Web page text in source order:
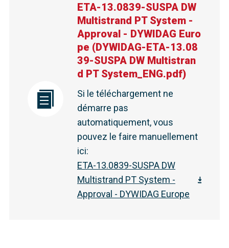
ETA-13.0839-SUSPA DW
Multistrand PT System -
Approval - DYWIDAG Euro
pe (DYWIDAG-ETA-13.08
39-SUSPA DW Multistran
d PT System_ENG.pdf)
Si le téléchargement ne
démarre pas
automatiquement, vous
pouvez le faire manuellement
ici:
ETA-13.0839-SUSPA DW
Multistrand PT System -
Approval - DYWIDAG Europe